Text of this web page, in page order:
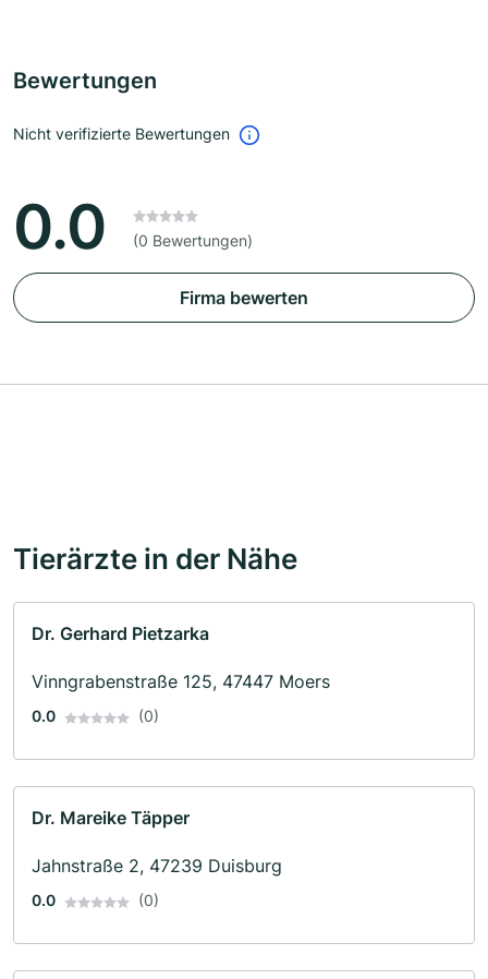
Bewertungen
Nicht verifizierte Bewertungen
0.0 (0 Bewertungen)
Firma bewerten
Tierärzte in der Nähe
Dr. Gerhard Pietzarka
Vinngrabenstraße 125, 47447 Moers
0.0 (0)
Dr. Mareike Täpper
Jahnstraße 2, 47239 Duisburg
0.0 (0)